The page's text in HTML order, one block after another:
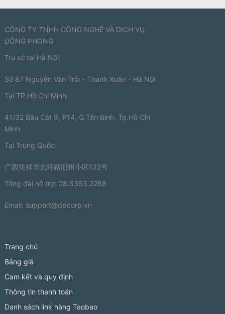
CÔNG TY TNHH CÔNG NGHỆ VÀ DỊCH VỤ
ĐÔNG PHONG
Trụ sở tại Hà Nội:
Số 87 Nguyễn Văn Trỗi - Thanh Xuân - Hà Nội
Tại TP.Hồ Chí Minh:
41/32 Bầu Cát 9, P14, Q.Tân Bình, Tp.Hồ Chí
Minh
Tại Trung Quốc:
广西凭祥市北环路旧州小区132号
Tổng đài hỗ trợ: 08.5353.2288
Email: support@dpcorp.vn
Trang chủ
Bảng giá
Cam kết và quy định
Thông tin thanh toán
Danh sách link hàng Taobao